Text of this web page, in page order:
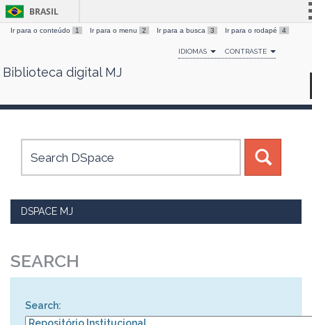
Skip
BRASIL
Simplifique!
Comunica BR
Canais
Ir para o conteúdo 1 Ir para o menu 2 Ir para a busca 3 Ir para o rodapé 4
IDIOMAS CONTRASTE
Biblioteca digital MJ
DSPACE MJ
SEARCH
Search: